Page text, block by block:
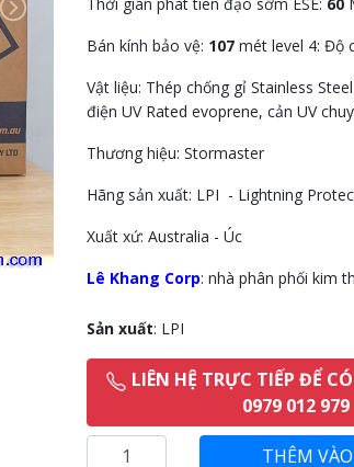
Next
Bán kính bảo vệ: 107mét level 4: Độ
Vật liệu: Thép chống gỉ Stainless
điện UV Rated evoprene, cản UV
Thương hiệu: Stormaster
Hãng sản xuất: LPI - Lightning
Xuất xứ: Australia - Úc
Lê Khang Corp: nhà phân phối kim
Sản xuất: LPI
LIÊN HỆ TRỰC TIẾP ĐỂ
0979 012 979